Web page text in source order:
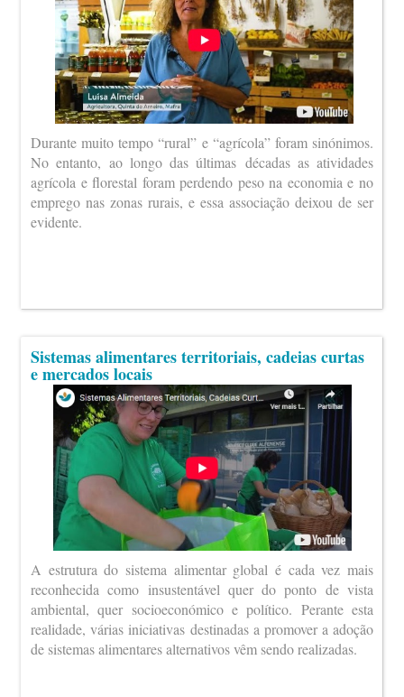
Durante muito tempo “rural” e “agrícola” foram sinónimos.
No entanto, ao longo das últimas décadas as atividades
agrícola e florestal foram perdendo peso na economia e no
emprego nas zonas rurais, e essa associação deixou de ser
evidente.
Sistemas alimentares territoriais, cadeias curtas
e mercados locais
A estrutura do sistema alimentar global é cada vez mais
reconhecida como insustentável quer do ponto de vista
ambiental, quer socioeconómico e político. Perante esta
realidade, várias iniciativas destinadas a promover a adoção
de sistemas alimentares alternativos vêm sendo realizadas.